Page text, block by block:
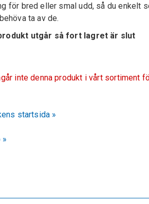
för bred eller smal udd, så du enkelt
ta av de.
utgår så fort lagret är slut
inte denna produkt i vårt sortiment
startsida »
»